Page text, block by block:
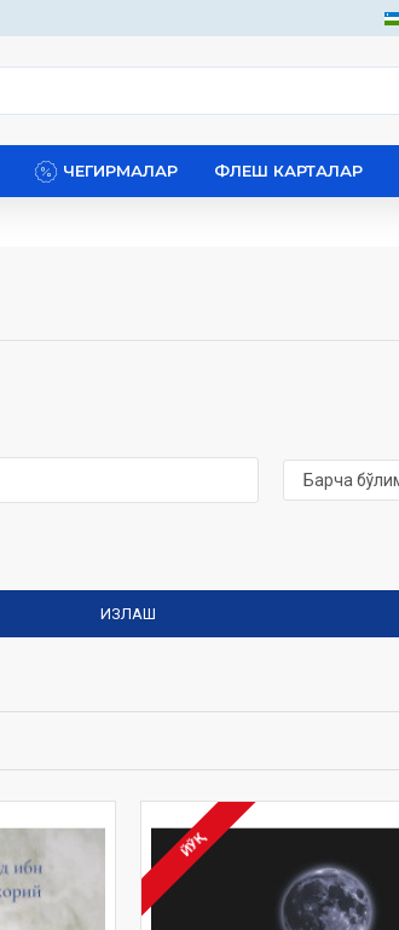
ЧЕГИРМАЛАР ФЛЕШ КАРТАЛАР
ИЗЛАШ
ЙЎҚ